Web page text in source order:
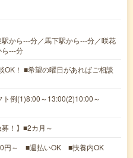
から---分／馬下駅から---分／咲花
---分
OK！ ■希望の曜日があればご相談
ト例(1)8:00～13:00(2)10:00～
募！】■2カ月～
円～ ■週払いOK ■扶養内OK